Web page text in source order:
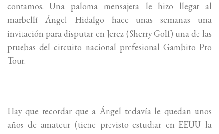
contamos. Una paloma mensajera le hizo llegar al
marbellí Ángel Hidalgo hace unas semanas una
invitación para disputar en Jerez (Sherry Golf) una de las
pruebas del circuito nacional profesional Gambito Pro
Tour.
Hay que recordar que a Ángel todavía le quedan unos
años de amateur (tiene previsto estudiar en EEUU la